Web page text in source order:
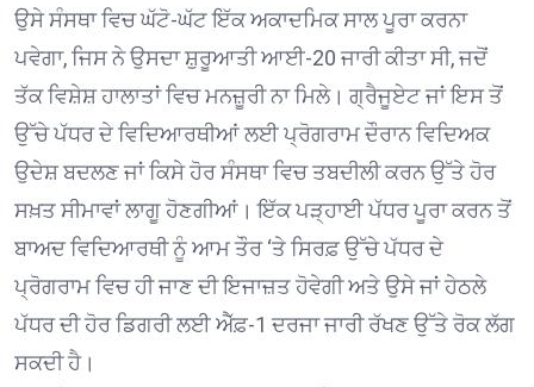
ਉਸੇ ਸੰਸਥਾ ਵਿਚ ਘੱਟੋ-ਘੱਟ ਇੱਕ ਅਕਾਦਮਿਕ ਸਾਲ ਪੂਰਾ ਕਰਨਾ
ਪਵੇਗਾ, ਜਿਸ ਨੇ ਉਸਦਾ ਸ਼ੁਰੂਆਤੀ ਆਈ-20 ਜਾਰੀ ਕੀਤਾ ਸੀ, ਜਦੋਂ
ਤੱਕ ਵਿਸ਼ੇਸ਼ ਹਾਲਾਤਾਂ ਵਿਚ ਮਨਜ਼ੂਰੀ ਨਾ ਮਿਲੇ। ਗ੍ਰੈਜੂਏਟ ਜਾਂ ਇਸ ਤੋਂ
ਉੱਚੇ ਪੱਧਰ ਦੇ ਵਿਦਿਆਰਥੀਆਂ ਲਈ ਪ੍ਰੋਗਰਾਮ ਦੌਰਾਨ ਵਿਦਿਅਕ
ਉਦੇਸ਼ ਬਦਲਣ ਜਾਂ ਕਿਸੇ ਹੋਰ ਸੰਸਥਾ ਵਿਚ ਤਬਦੀਲੀ ਕਰਨ ਉੱਤੇ ਹੋਰ
ਸਖ਼ਤ ਸੀਮਾਵਾਂ ਲਾਗੂ ਹੋਣਗੀਆਂ। ਇੱਕ ਪੜ੍ਹਾਈ ਪੱਧਰ ਪੂਰਾ ਕਰਨ ਤੋਂ
ਬਾਅਦ ਵਿਦਿਆਰਥੀ ਨੂੰ ਆਮ ਤੌਰ ‘ਤੇ ਸਿਰਫ਼ ਉੱਚੇ ਪੱਧਰ ਦੇ
ਪ੍ਰੋਗਰਾਮ ਵਿਚ ਹੀ ਜਾਣ ਦੀ ਇਜਾਜ਼ਤ ਹੋਵੇਗੀ ਅਤੇ ਉਸੇ ਜਾਂ ਹੇਠਲੇ
ਪੱਧਰ ਦੀ ਹੋਰ ਡਿਗਰੀ ਲਈ ਐੱਫ਼-1 ਦਰਜਾ ਜਾਰੀ ਰੱਖਣ ਉੱਤੇ ਰੋਕ ਲੱਗ
ਸਕਦੀ ਹੈ।